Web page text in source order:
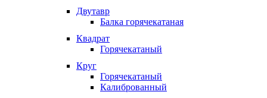
Двутавр
Балка горячекатаная
Квадрат
Горячекатаный
Круг
Горячекатаный
Калиброванный